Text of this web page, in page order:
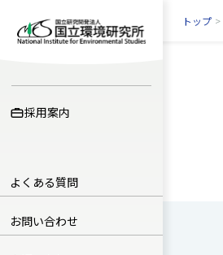
採用案内
よくある質問
お問い合わせ
トップ >